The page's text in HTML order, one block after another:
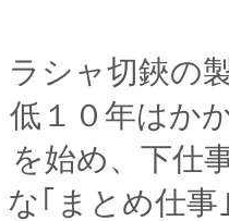
ラシャ切鋏の
低１０年はか
を始め、下仕
な｢まとめ仕